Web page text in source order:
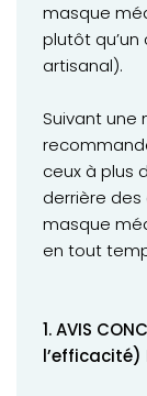
masque
plutôt
artisanal).
Suivant une
ceux à plus
derrière
masque
en tout
1. AVIS
l’efficacité)